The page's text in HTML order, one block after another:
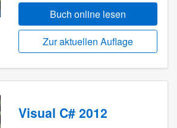
Buch online lesen
Zur aktuellen Auflage
Visual C# 2012